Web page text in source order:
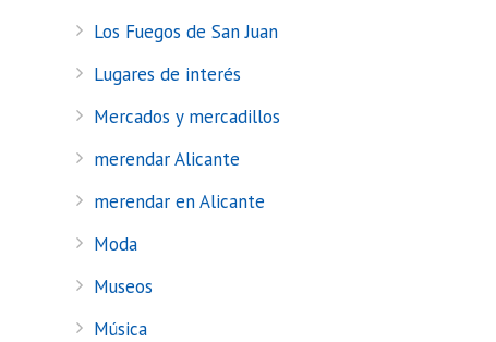
Los Fuegos de San Juan
Lugares de interés
Mercados y mercadillos
merendar Alicante
merendar en Alicante
Moda
Museos
Música